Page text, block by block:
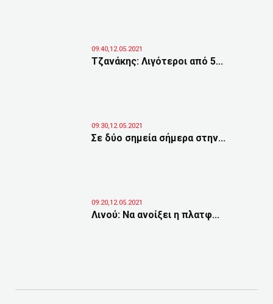
09:40,12.05.2021
Τζανάκης: Λιγότεροι από 5...
09:30,12.05.2021
Σε δύο σημεία σήμερα στην...
09:20,12.05.2021
Λινού: Να ανοίξει η πλατφ...